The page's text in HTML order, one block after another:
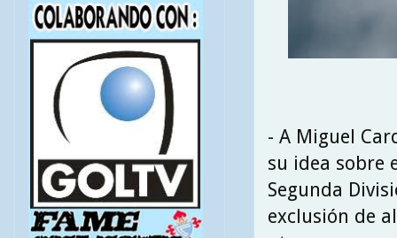
- A Miguel
su idea sobre
Segunda
exclusión de